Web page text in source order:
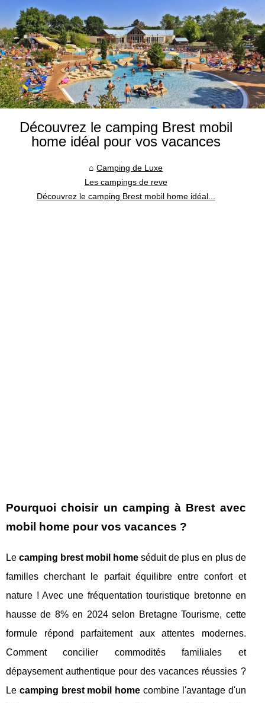
Découvrez le camping Brest mobil
home idéal pour vos vacances
Camping de Luxe
Les campings de reve
Découvrez le camping Brest mobil home idéal...
Pourquoi choisir un camping à Brest avec
mobil home pour vos vacances ?
Lecamping brest mobil home séduit de plus en plus de
familles cherchant le parfait équilibre entre confort et
nature ! Avec une fréquentation touristique bretonne en
hausse de 8% en 2024 selon Bretagne Tourisme, cette
formule répond parfaitement aux attentes modernes.
Comment concilier commodités familiales et
dépaysement authentique pour des vacances réussies ?
Le camping brest mobil home combine l'avantage d'un